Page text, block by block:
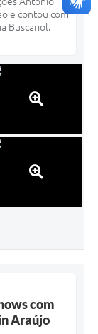
e contou com
Buscariol.
com
Araújo